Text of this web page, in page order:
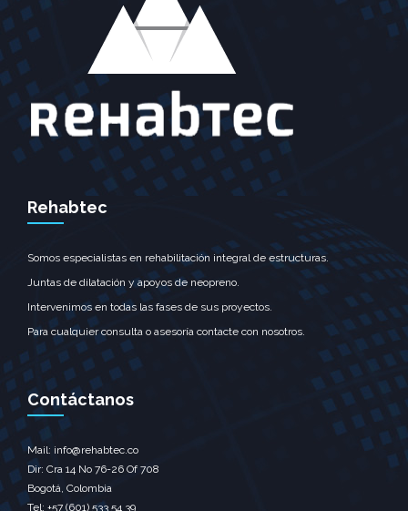
Rehabtec
Somos especialistas en rehabilitación integral de estructuras.
Juntas de dilatación y apoyos de neopreno.
Intervenimos en todas las fases de sus proyectos.
Para cualquier consulta o asesoría contacte con nosotros.
Contáctanos
Mail: info@rehabtec.co
Dir: Cra 14 No 76-26 Of 708
Bogotá, Colombia
Tel: +57 (601) 533 54 39